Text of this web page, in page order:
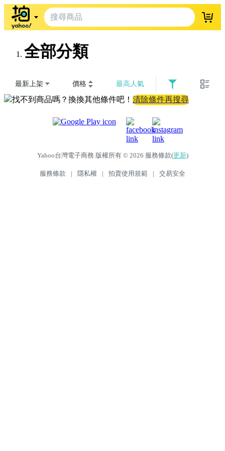
登入
全部分類
最新上架 價格 最高人氣
找不到商品嗎？換換其他條件吧！ 清除條件再搜尋
Yahoo台灣電子商務 版權所有 © 2026 服務條款(更新)
服務條款 | 隱私權 | 拍賣使用規範 | 交易安全